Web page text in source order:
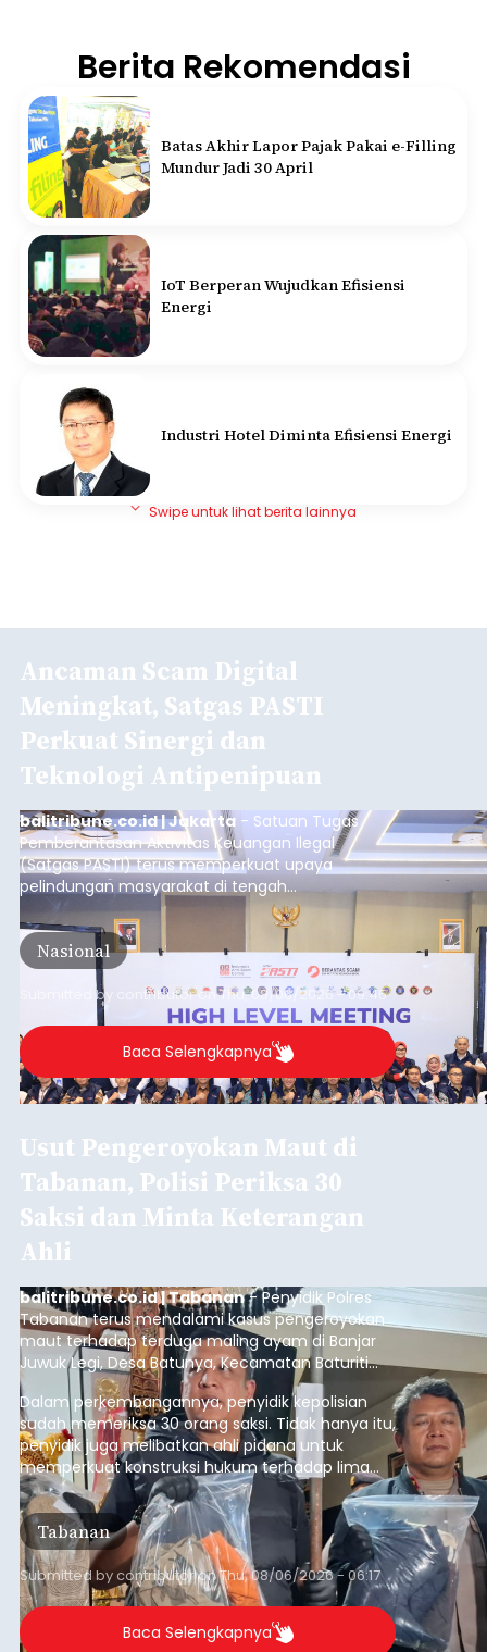
Berita Rekomendasi
Batas Akhir Lapor Pajak Pakai e-Filling
Mundur Jadi 30 April
IoT Berperan Wujudkan Efisiensi
Energi
Industri Hotel Diminta Efisiensi Energi
Swipe untuk lihat berita lainnya
Ancaman Scam Digital
Meningkat, Satgas PASTI
Perkuat Sinergi dan
Teknologi Antipenipuan
balitribune.co.id | Jakarta - Satuan Tugas
Pemberantasan Aktivitas Keuangan Ilegal
(Satgas PASTI) terus memperkuat upaya
pelindungan masyarakat di tengah
meningkatnya ancaman penipuan digital yang
semakin kompleks.
Nasional
Submitted by contributoronThu, 08/06/2026 - 09:45
Baca Selengkapnya
Usut Pengeroyokan Maut di
Tabanan, Polisi Periksa 30
Saksi dan Minta Keterangan
Ahli
balitribune.co.id | Tabanan- Penyidik Polres
Tabanan terus mendalami kasus pengeroyokan
maut terhadap terduga maling ayam di Banjar
Juwuk Legi, Desa Batunya, Kecamatan Baturiti
yang terjadi beberapa waktu lalu.
Dalam perkembangannya, penyidik kepolisian
sudah memeriksa 30 orang saksi. Tidak hanya itu,
penyidik juga melibatkan ahli pidana untuk
memperkuat konstruksi hukum terhadap lima
orang tersangka yang saat ini ditahan.
Tabanan
Submitted bycontributoronThu, 08/06/2026 - 06:17
Baca Selengkapnya